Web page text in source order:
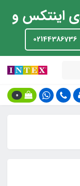
اینتکس و
02144386736
0